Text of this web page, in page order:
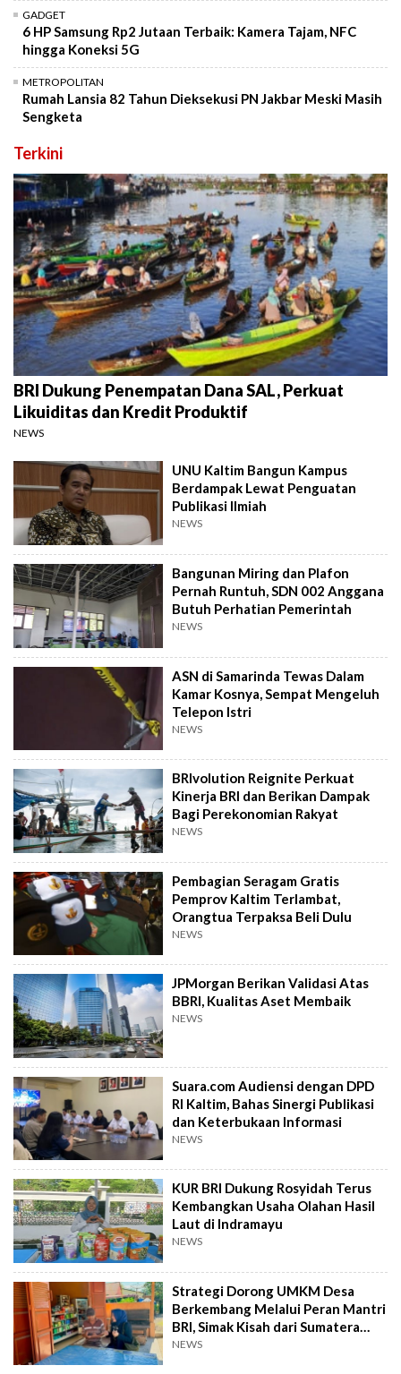
GADGET
6 HP Samsung Rp2 Jutaan Terbaik: Kamera Tajam, NFC
hingga Koneksi 5G
METROPOLITAN
Rumah Lansia 82 Tahun Dieksekusi PN Jakbar Meski Masih
Sengketa
Terkini
BRI Dukung Penempatan Dana SAL, Perkuat
Likuiditas dan Kredit Produktif
NEWS
UNU Kaltim Bangun Kampus
Berdampak Lewat Penguatan
Publikasi Ilmiah
NEWS
Bangunan Miring dan Plafon
Pernah Runtuh, SDN 002 Anggana
Butuh Perhatian Pemerintah
NEWS
ASN di Samarinda Tewas Dalam
Kamar Kosnya, Sempat Mengeluh
Telepon Istri
NEWS
BRIvolution Reignite Perkuat
Kinerja BRI dan Berikan Dampak
Bagi Perekonomian Rakyat
NEWS
Pembagian Seragam Gratis
Pemprov Kaltim Terlambat,
Orangtua Terpaksa Beli Dulu
NEWS
JPMorgan Berikan Validasi Atas
BBRI, Kualitas Aset Membaik
NEWS
Suara.com Audiensi dengan DPD
RI Kaltim, Bahas Sinergi Publikasi
dan Keterbukaan Informasi
NEWS
KUR BRI Dukung Rosyidah Terus
Kembangkan Usaha Olahan Hasil
Laut di Indramayu
NEWS
Strategi Dorong UMKM Desa
Berkembang Melalui Peran Mantri
BRI, Simak Kisah dari Sumatera
Utara Ini
NEWS